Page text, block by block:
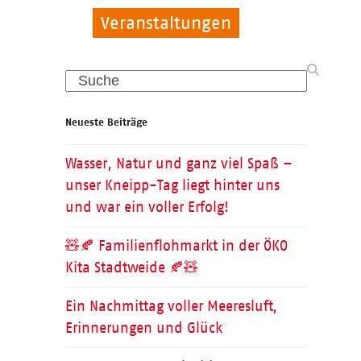
Kinder
Allgemein
Veranstaltungen
Search
Neueste Beiträge
Wasser, Natur und ganz viel Spaß –
unser Kneipp-Tag liegt hinter uns
und war ein voller Erfolg!
🧸🍂 Familienflohmarkt in der ÖKO
Kita Stadtweide 🍂🧸
Ein Nachmittag voller Meeresluft,
Erinnerungen und Glück